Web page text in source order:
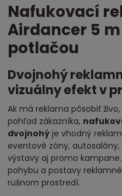
Nafukovací
Airdancer 5
potlačou
Dvojnohý
vizuálny efekt v
Ak má reklama pôsobiť
pohľad zákazníka,
dvojnohý je vhodný
eventové zóny,
výstavy aj promo
pohybu a postavy
rušnom prostredí.